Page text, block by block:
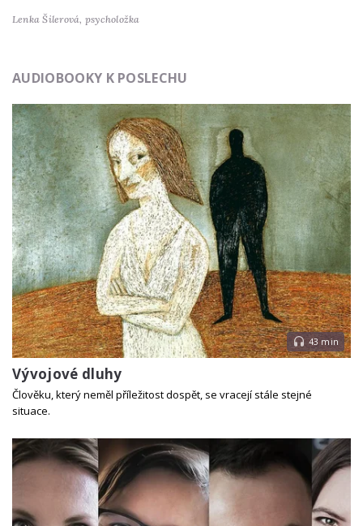
Lenka Šilerová, psycholožka
AUDIOBOOKY K POSLECHU
43 min
Vývojové dluhy
Člověku, který neměl příležitost dospět, se vracejí stále stejné
situace.